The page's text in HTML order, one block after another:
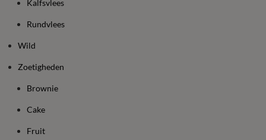
Kalfsvlees
Rundvlees
Wild
Zoetigheden
Brownie
Cake
Fruit